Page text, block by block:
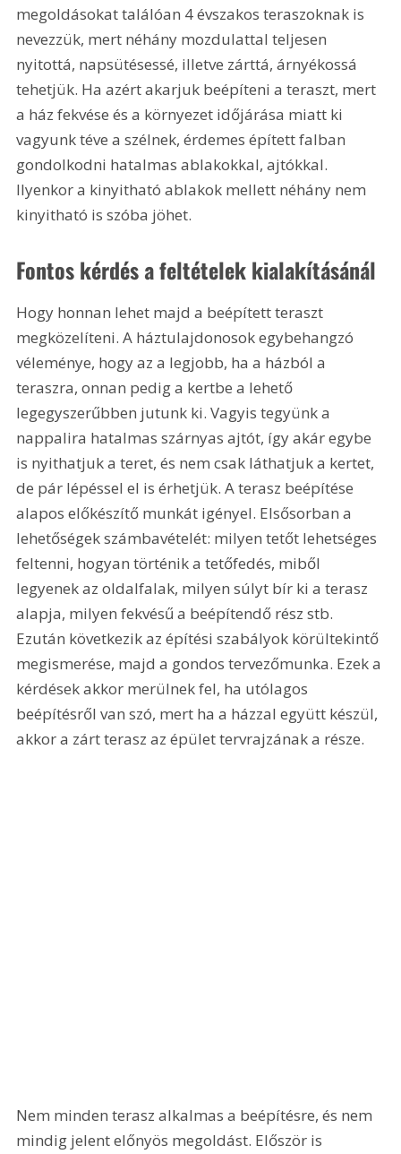
megoldásokat találóan 4 évszakos teraszoknak is
nevezzük, mert néhány mozdulattal teljesen
nyitottá, napsütésessé, illetve zárttá, árnyékossá
tehetjük. Ha azért akarjuk beépíteni a teraszt, mert
a ház fekvése és a környezet időjárása miatt ki
vagyunk téve a szélnek, érdemes épített falban
gondolkodni hatalmas ablakokkal, ajtókkal.
Ilyenkor a kinyitható ablakok mellett néhány nem
kinyitható is szóba jöhet.
Fontos kérdés a feltételek kialakításánál
Hogy honnan lehet majd a beépített teraszt
megközelíteni. A háztulajdonosok egybehangzó
véleménye, hogy az a legjobb, ha a házból a
teraszra, onnan pedig a kertbe a lehető
legegyszerűbben jutunk ki. Vagyis tegyünk a
nappalira hatalmas szárnyas ajtót, így akár egybe
is nyithatjuk a teret, és nem csak láthatjuk a kertet,
de pár lépéssel el is érhetjük. A terasz beépítése
alapos előkészítő munkát igényel. Elsősorban a
lehetőségek számbavételét: milyen tetőt lehetséges
feltenni, hogyan történik a tetőfedés, miből
legyenek az oldalfalak, milyen súlyt bír ki a terasz
alapja, milyen fekvésű a beépítendő rész stb.
Ezután következik az építési szabályok körültekintő
megismerése, majd a gondos tervezőmunka. Ezek a
kérdések akkor merülnek fel, ha utólagos
beépítésről van szó, mert ha a házzal együtt készül,
akkor a zárt terasz az épület tervrajzának a része.
Nem minden terasz alkalmas a beépítésre, és nem
mindig jelent előnyös megoldást. Először is